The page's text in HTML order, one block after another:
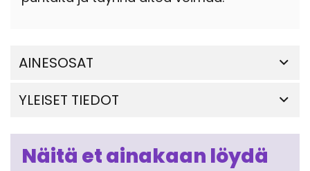
AINESOSAT
YLEISET TIEDOT
Näitä et ainakaan löydä